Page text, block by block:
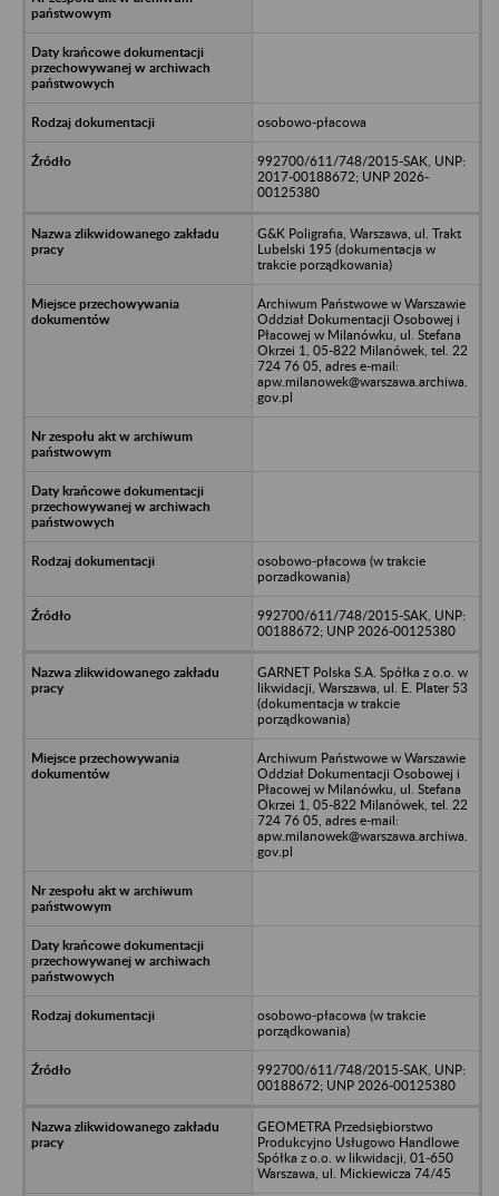
osobowo-płacowa
992700/611/748/2015-SAK, UNP:
2017-00188672; UNP 2026-
00125380
G&K Poligrafia, Warszawa, ul. Trakt
Lubelski 195 (dokumentacja w
trakcie porządkowania)
Archiwum Państwowe w Warszawie
Oddział Dokumentacji Osobowej i
Płacowej w Milanówku, ul. Stefana
Okrzei 1, 05-822 Milanówek, tel. 22
724 76 05, adres e-mail:
apw.milanowek@warszawa.archiwa.
gov.pl
osobowo-płacowa (w trakcie
porzadkowania)
992700/611/748/2015-SAK, UNP:
00188672; UNP 2026-00125380
GARNET Polska S.A. Spółka z o.o. w
likwidacji, Warszawa, ul. E. Plater 53
(dokumentacja w trakcie
porządkowania)
Archiwum Państwowe w Warszawie
Oddział Dokumentacji Osobowej i
Płacowej w Milanówku, ul. Stefana
Okrzei 1, 05-822 Milanówek, tel. 22
724 76 05, adres e-mail:
apw.milanowek@warszawa.archiwa.
gov.pl
osobowo-płacowa (w trakcie
porządkowania)
992700/611/748/2015-SAK, UNP:
00188672; UNP 2026-00125380
GEOMETRA Przedsiębiorstwo
Produkcyjno Usługowo Handlowe
Spółka z o.o. w likwidacji, 01-650
Warszawa, ul. Mickiewicza 74/45